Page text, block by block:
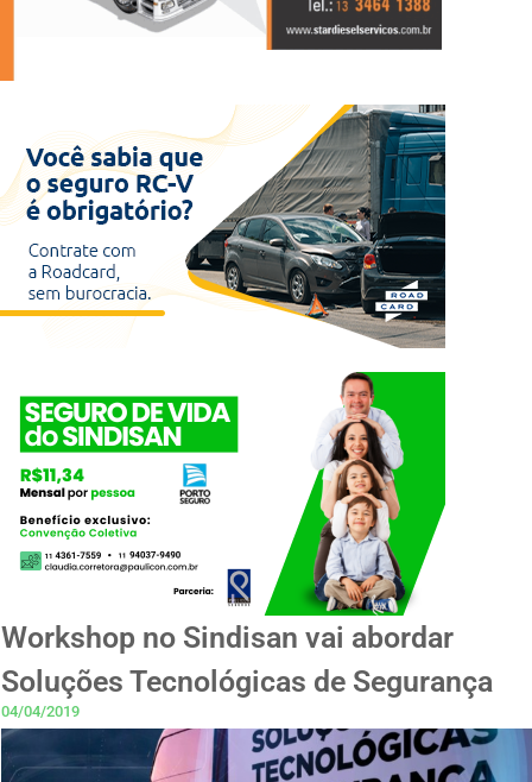
Workshop no Sindisan vai abordar
Soluções Tecnológicas de Segurança
04/04/2019